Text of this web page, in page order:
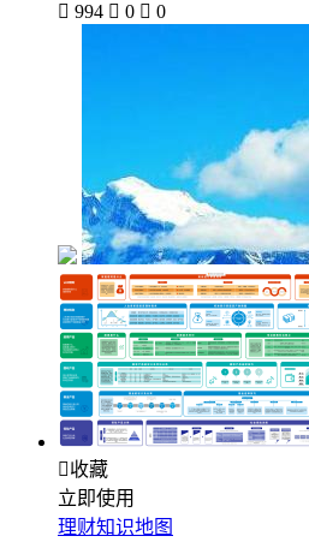
 994  0  0
收藏
立即使用
理财知识地图